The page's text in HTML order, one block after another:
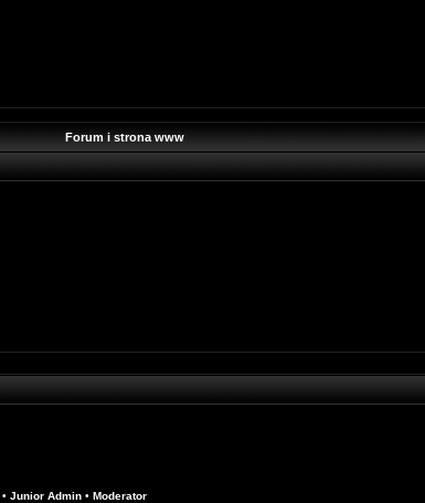
Forum i strona www
• Junior Admin • Moderator